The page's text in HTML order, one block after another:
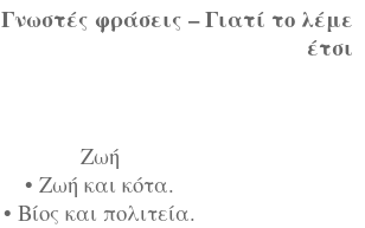
Γνωστές φράσεις – Γιατί το λέμε
έτσι
Ζωή
• Ζωή και κότα.
• Βίος και πολιτεία.